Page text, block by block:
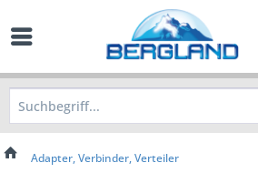
Adapter, Verbinder, Verteiler